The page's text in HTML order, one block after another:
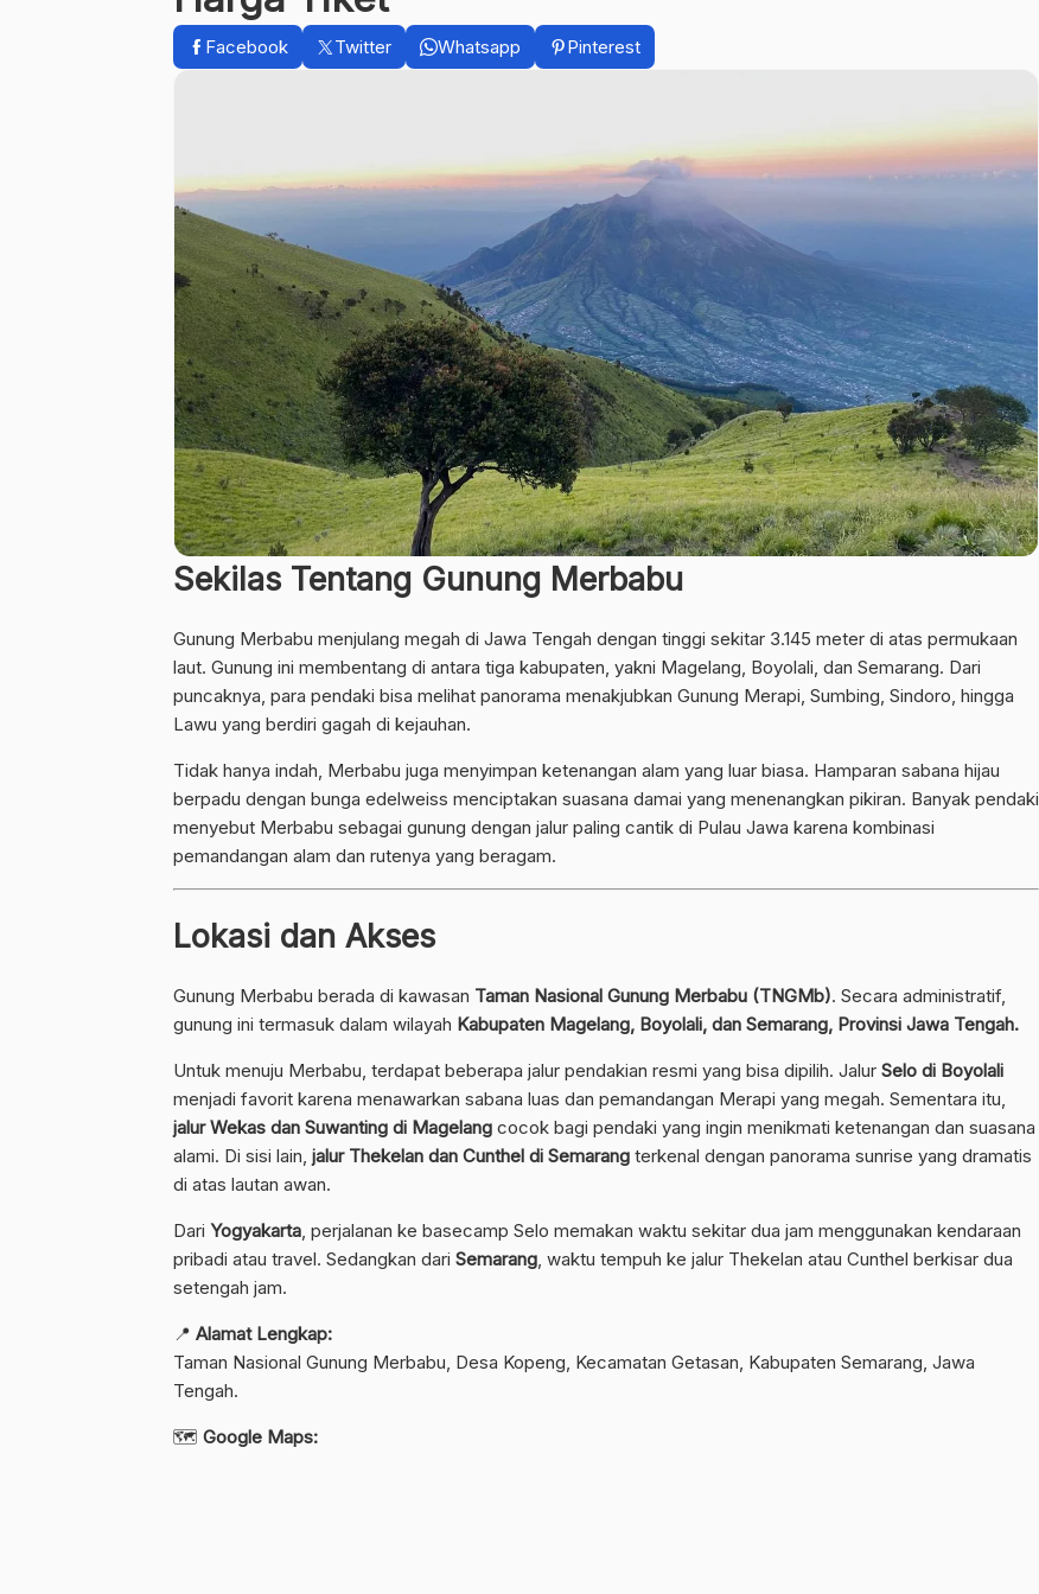
Facebook Twitter Whatsapp Pinterest
Sekilas Tentang Gunung Merbabu
Gunung Merbabu menjulang megah di Jawa Tengah dengan tinggi sekitar 3.145 meter di atas permukaan
laut. Gunung ini membentang di antara tiga kabupaten, yakni Magelang, Boyolali, dan Semarang. Dari
puncaknya, para pendaki bisa melihat panorama menakjubkan Gunung Merapi, Sumbing, Sindoro, hingga
Lawu yang berdiri gagah di kejauhan.
Tidak hanya indah, Merbabu juga menyimpan ketenangan alam yang luar biasa. Hamparan sabana hijau
berpadu dengan bunga edelweiss menciptakan suasana damai yang menenangkan pikiran. Banyak pendaki
menyebut Merbabu sebagai gunung dengan jalur paling cantik di Pulau Jawa karena kombinasi
pemandangan alam dan rutenya yang beragam.
Lokasi dan Akses
Gunung Merbabu berada di kawasan Taman Nasional Gunung Merbabu (TNGMb). Secara administratif,
gunung ini termasuk dalam wilayah Kabupaten Magelang, Boyolali, dan Semarang, Provinsi Jawa Tengah.
Untuk menuju Merbabu, terdapat beberapa jalur pendakian resmi yang bisa dipilih. Jalur Selo di Boyolali
menjadi favorit karena menawarkan sabana luas dan pemandangan Merapi yang megah. Sementara itu,
jalur Wekas dan Suwanting di Magelang cocok bagi pendaki yang ingin menikmati ketenangan dan suasana
alami. Di sisi lain, jalur Thekelan dan Cunthel di Semarang terkenal dengan panorama sunrise yang dramatis
di atas lautan awan.
Dari Yogyakarta , perjalanan ke basecamp Selo memakan waktu sekitar dua jam menggunakan kendaraan
pribadi atau travel. Sedangkan dari Semarang , waktu tempuh ke jalur Thekelan atau Cunthel berkisar dua
setengah jam.
📍 Alamat Lengkap:
Taman Nasional Gunung Merbabu, Desa Kopeng, Kecamatan Getasan, Kabupaten Semarang, Jawa
Tengah.
🗺️ Google Maps: